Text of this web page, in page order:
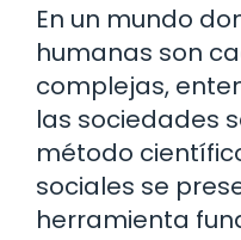
En un mundo
humanas son
complejas,
las sociedades
método
sociales se
herramienta